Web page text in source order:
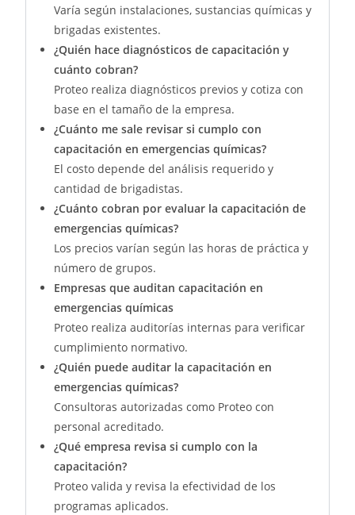
Varía según instalaciones, sustancias químicas y
brigadas existentes.
¿Quién hace diagnósticos de capacitación y
cuánto cobran?
Proteo realiza diagnósticos previos y cotiza con
base en el tamaño de la empresa.
¿Cuánto me sale revisar si cumplo con
capacitación en emergencias químicas?
El costo depende del análisis requerido y
cantidad de brigadistas.
¿Cuánto cobran por evaluar la capacitación de
emergencias químicas?
Los precios varían según las horas de práctica y
número de grupos.
Empresas que auditan capacitación en
emergencias químicas
Proteo realiza auditorías internas para verificar
cumplimiento normativo.
¿Quién puede auditar la capacitación en
emergencias químicas?
Consultoras autorizadas como Proteo con
personal acreditado.
¿Qué empresa revisa si cumplo con la
capacitación?
Proteo valida y revisa la efectividad de los
programas aplicados.